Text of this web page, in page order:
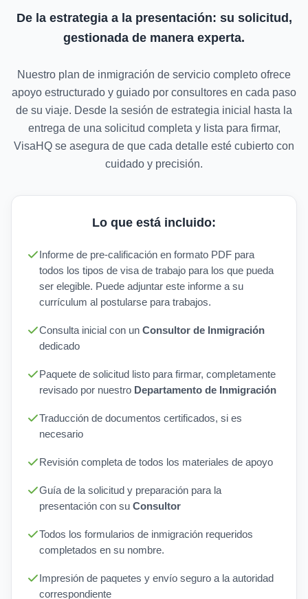
De la estrategia a la presentación: su solicitud,
gestionada de manera experta.
Nuestro plan de inmigración de servicio completo ofrece
apoyo estructurado y guiado por consultores en cada paso
de su viaje. Desde la sesión de estrategia inicial hasta la
entrega de una solicitud completa y lista para firmar,
VisaHQ se asegura de que cada detalle esté cubierto con
cuidado y precisión.
Lo que está incluido:
Informe de pre-calificación en formato PDF para
todos los tipos de visa de trabajo para los que pueda
ser elegible. Puede adjuntar este informe a su
currículum al postularse para trabajos.
Consulta inicial con un Consultor de Inmigración
dedicado
Paquete de solicitud listo para firmar, completamente
revisado por nuestro Departamento de Inmigración
Traducción de documentos certificados, si es
necesario
Revisión completa de todos los materiales de apoyo
Guía de la solicitud y preparación para la
presentación con su Consultor
Todos los formularios de inmigración requeridos
completados en su nombre.
Impresión de paquetes y envío seguro a la autoridad
correspondiente